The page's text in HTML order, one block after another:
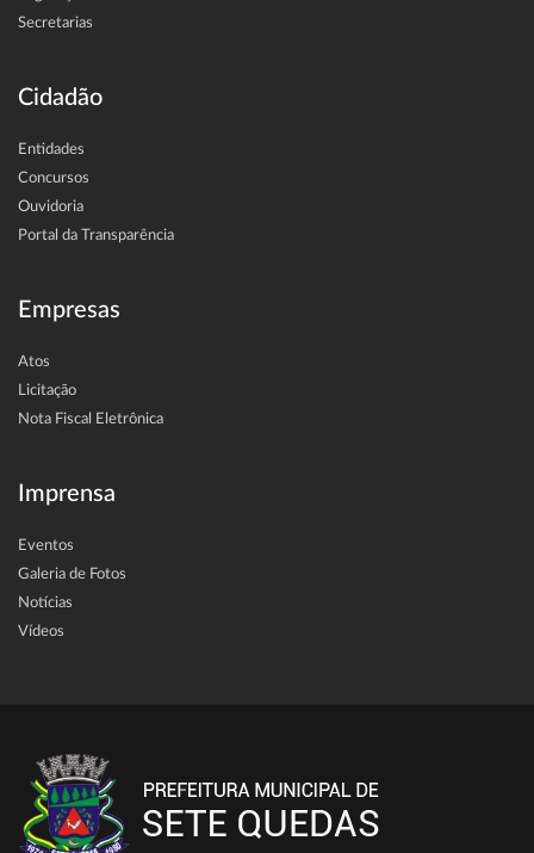
Secretarias
Cidadão
Entidades
Concursos
Ouvidoria
Portal da Transparência
Empresas
Atos
Licitação
Nota Fiscal Eletrônica
Imprensa
Eventos
Galeria de Fotos
Notícias
Vídeos